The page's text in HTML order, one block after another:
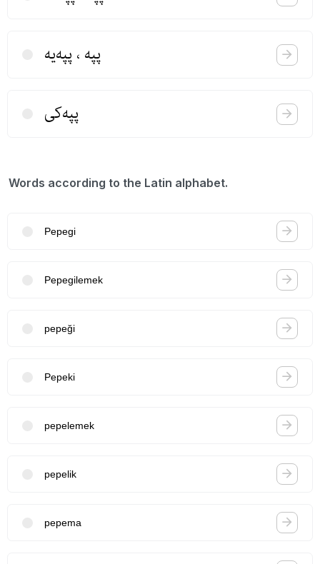
پپه ، پپه‌یه
پپه‌كی
Words according to the Latin alphabet.
Pepegi
Pepegilemek
pepeği
Pepeki
pepelemek
pepelik
pepema